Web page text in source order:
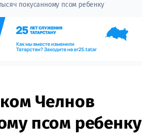
покусанному псом ребенку
Челнов
псом ребенку